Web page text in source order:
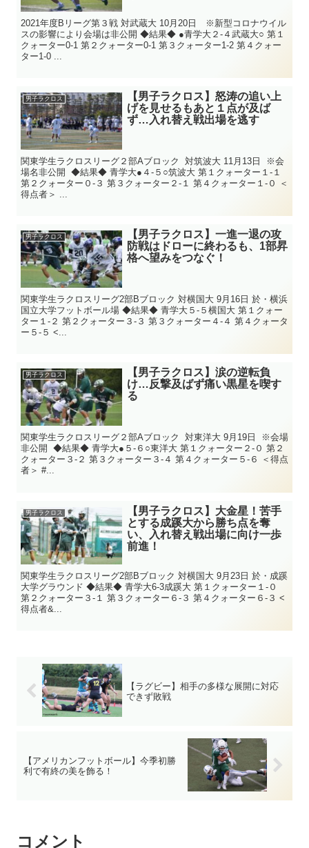
2021年度Bリーグ第３戦 対武蔵大 10月20日 ※新型コロナウイル
スの影響により会場は非公開 ◆結果◆ ●青学大２-４武蔵大○ 第１
クォーター0-1 第２クォーター0-1 第３クォーター1-2 第４クォー
ター1-0 ...
男子ラクロス
【男子ラクロス】怒涛の追い上
げを見せるもあと１点が及ば
ず…入れ替え戦出場を逃す
関東学生ラクロスリーグ２部Aブロック 対筑波大 11月13日 ※会
場名非公開 ◆結果◆ 青学大●４-５○筑波大 第１クォーター１-１
第２クォーター０-３ 第３クォーター２-１ 第４クォーター１-０ ＜
得点者＞ ...
男子ラクロス
【男子ラクロス】一進一退の攻
防戦はドローに終わるも、1部昇
格へ望みをつなぐ！
関東学生ラクロスリーグ2部Bブロック 対横国大 9月16日 於・横浜
国立大学フットボール場 ◆結果◆ 青学大５-５横国大 第１クォー
ター１-２ 第２クォーター３-３ 第３クォーター４-４ 第４クォータ
ー５-５ <...
男子ラクロス
【男子ラクロス】涙の逆転負
け…反撃及ばず痛い黒星を喫す
る
関東学生ラクロスリーグ２部Aブロック 対東洋大 9月19日 ※会場
非公開 ◆結果◆ 青学大●５-６○東洋大 第１クォーター２‐０ 第２
クォーター３-２ 第３クォーター３-４ 第４クォーター５-６ ＜得点
者＞ #...
男子ラクロス
【男子ラクロス】大金星！苦手
とする成蹊大から勝ち点を奪
い、入れ替え戦出場に向け一歩
前進！
関東学生ラクロスリーグ2部Bブロック 対横国大 9月23日 於・成蹊
大学グラウンド ◆結果◆ 青学大6-3成蹊大 第１クォーター１-０
第２クォーター３-１ 第３クォーター６-３ 第４クォーター６-３ <
得点者&...
【ラグビー】相手の多様な展開に対応
できず敗戦
【アメリカンフットボール】今季初勝
利で有終の美を飾る！
コメント